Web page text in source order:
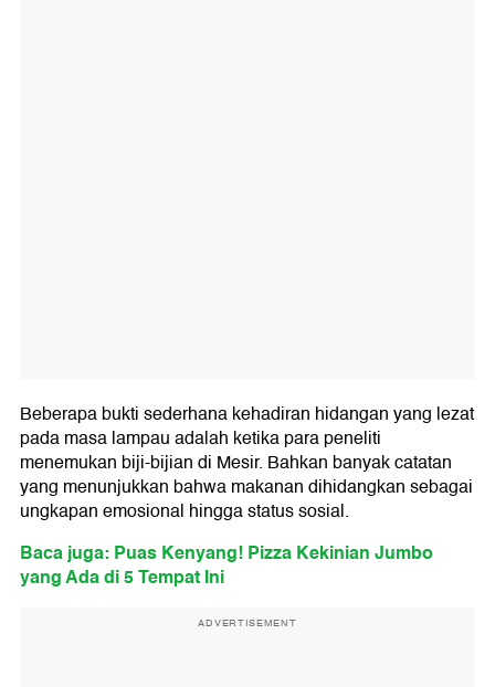
Beberapa bukti sederhana kehadiran hidangan yang lezat
pada masa lampau adalah ketika para peneliti
menemukan biji-bijian di Mesir. Bahkan banyak catatan
yang menunjukkan bahwa makanan dihidangkan sebagai
ungkapan emosional hingga status sosial.
Baca juga: Puas Kenyang! Pizza Kekinian Jumbo
yang Ada di 5 Tempat Ini
ADVERTISEMENT